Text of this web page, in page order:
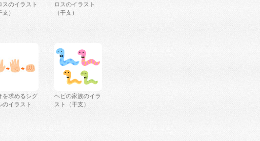
スのイラスト
）
ロスのイラスト
（干支）
を求めるシグ
のイラスト
ヘビの家族のイラ
スト（干支）